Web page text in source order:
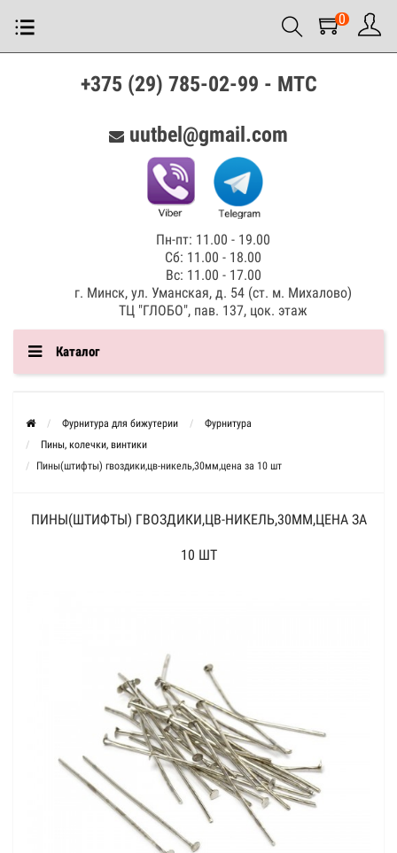
0
+375 (29) 785-02-99 - МТС
uutbel@gmail.com
Пн-пт: 11.00 - 19.00
Сб: 11.00 - 18.00
Вс: 11.00 - 17.00
г. Минск, ул. Уманская, д. 54 (ст. м. Михалово)
ТЦ "ГЛОБО", пав. 137, цок. этаж
Каталог
Фурнитура для бижутерии
Фурнитура
Пины, колечки, винтики
Пины(штифты) гвоздики,цв-никель,30мм,цена за 10 шт
ПИНЫ(ШТИФТЫ) ГВОЗДИКИ,ЦВ-НИКЕЛЬ,30ММ,ЦЕНА ЗА
10 ШТ